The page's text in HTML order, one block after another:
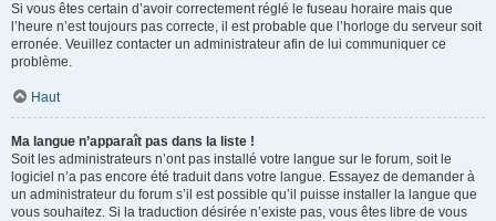
Si vous êtes certain d’avoir correctement réglé le fuseau horaire mais que
l’heure n’est toujours pas correcte, il est probable que l’horloge du serveur soit
erronée. Veuillez contacter un administrateur afin de lui communiquer ce
problème.
Haut
Ma langue n’apparaît pas dans la liste !
Soit les administrateurs n’ont pas installé votre langue sur le forum, soit le
logiciel n’a pas encore été traduit dans votre langue. Essayez de demander à
un administrateur du forum s’il est possible qu’il puisse installer la langue que
vous souhaitez. Si la traduction désirée n’existe pas, vous êtes libre de vous